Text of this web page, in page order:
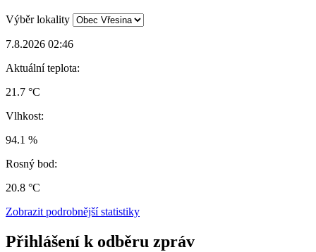
Výběr lokality
7.8.2026 02:46
Aktuální teplota:
21.7 °C
Vlhkost:
94.1 %
Rosný bod:
20.8 °C
Zobrazit podrobnější statistiky
Přihlášení k odběru zpráv